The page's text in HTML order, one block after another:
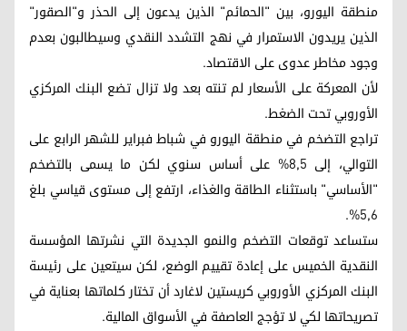
منطقة اليورو، بين "الحمائم" الذين يدعون إلى الحذر و"الصقور"
الذين يريدون الاستمرار في نهج التشدد النقدي وسيطالبون بعدم
وجود مخاطر عدوى على الاقتصاد.
لأن المعركة على الأسعار لم تنته بعد ولا تزال تضع البنك المركزي
الأوروبي تحت الضغط.
تراجع التضخم في منطقة اليورو في شباط فبراير للشهر الرابع على
التوالي، إلى 8,5% على أساس سنوي لكن ما يسمى بالتضخم
"الأساسي" باستثناء الطاقة والغذاء، ارتفع إلى مستوى قياسي بلغ
5,6%.
ستساعد توقعات التضخم والنمو الجديدة التي نشرتها المؤسسة
النقدية الخميس على إعادة تقييم الوضع، لكن سيتعين على رئيسة
البنك المركزي الأوروبي كريستين لاغارد أن تختار كلماتها بعناية في
تصريحاتها لكي لا تؤجج العاصفة في الأسواق المالية.